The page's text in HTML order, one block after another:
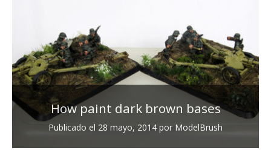
How paint dark brown bases
Publicado el 28 mayo, 2014 por ModelBrush